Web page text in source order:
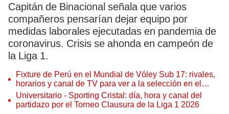
Capitán de Binacional señala que varios
compañeros pensarían dejar equipo por
medidas laborales ejecutadas en pandemia de
coronavirus. Crisis se ahonda en campeón de
la Liga 1.
Fixture de Perú en el Mundial de Vóley Sub 17: rivales,
horarios y canal de TV para ver a la selección en el
torneo
Universitario - Sporting Cristal: día, hora y canal del
partidazo por el Torneo Clausura de la Liga 1 2026